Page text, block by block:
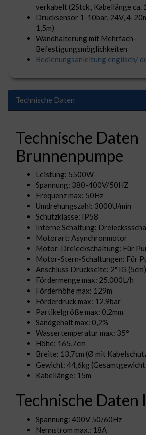
verkabelt (2Stck., Kabellänge ca.
Drucksensor 1-10bar, 24V, 4-
1,5m)
Wandhalterung mit Mehrfach-
Befestigungsmöglichkeiten
Bedienungsanleitung englisch/
Technische Daten
Technische Daten
Brunnenpumpe
Leistung: 5500W
Spannung: 380-400V/50HZ
Frequenz max: 50Hz
Umdrehungszahl: 3000U/min
Schutzklasse: IP58
Interne Schaltung:
Motorart: Asynchronmotor
Motor-Dreieckschaltung: Für
Motor-Stern-Schaltungen: Für
Anschluss Druckseite: 2" IG (5cm)
Fördermenge max: 25.000L/h
Förderhöhe max: 129m
Förderdruck max: 12,9bar
Partikelgröße max: 0,2mm
Sandgehalt max: 0,2%
Wassertemperatur max: 35°
Höhe: 165,7cm
Breite: 13,7cm (Ø mit
Gewicht: 44,6kg
Kabellänge: 15m
Technische Daten
Spannung: 400V 50/60Hz
Nennstrom max.: 18A